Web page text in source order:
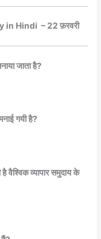
Hindi – 22 फ़रवरी
जाता है?
गयी है?
वैश्विक व्यापार समुदाय के